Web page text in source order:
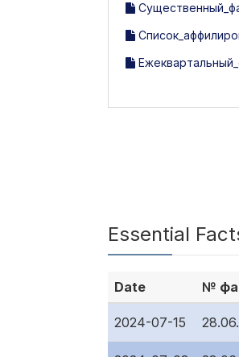
Essential
Date №
2024-07-15